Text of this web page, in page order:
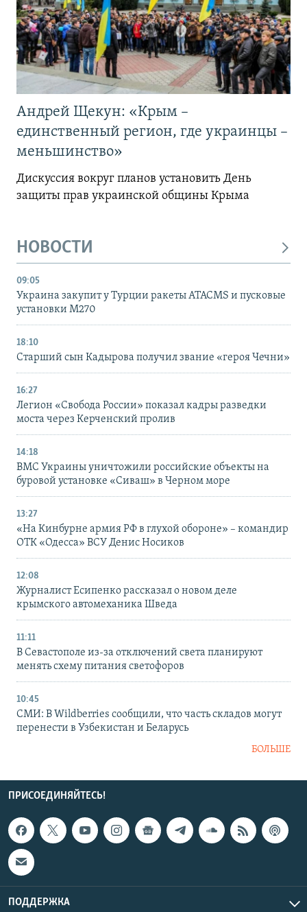
Андрей Щекун: «Крым –
единственный регион, где украинцы –
меньшинство»
Дискуссия вокруг планов установить День
защиты прав украинской общины Крыма
НОВОСТИ
09:05
Украина закупит у Турции ракеты ATACMS и пусковые
установки M270
18:10
Старший сын Кадырова получил звание «героя Чечни»
16:27
Легион «Свобода России» показал кадры разведки
моста через Керченский пролив
14:18
ВМС Украины уничтожили российские объекты на
буровой установке «Сиваш» в Черном море
13:27
«На Кинбурне армия РФ в глухой обороне» – командир
ОТК «Одесса» ВСУ Денис Носиков
12:08
Журналист Есипенко рассказал о новом деле
крымского автомеханика Шведа
11:11
В Севастополе из-за отключений света планируют
менять схему питания светофоров
10:45
СМИ: В Wildberries сообщили, что часть складов могут
перенести в Узбекистан и Беларусь
БОЛЬШЕ
ПРИСОЕДИНЯЙТЕСЬ!
ПОДДЕРЖКА